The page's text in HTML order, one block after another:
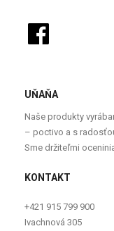
UŇAŇA
Naše produkty
– poctivo a s
Sme držiteľmi
KONTAKT
+421 915 799 900
Ivachnová 305